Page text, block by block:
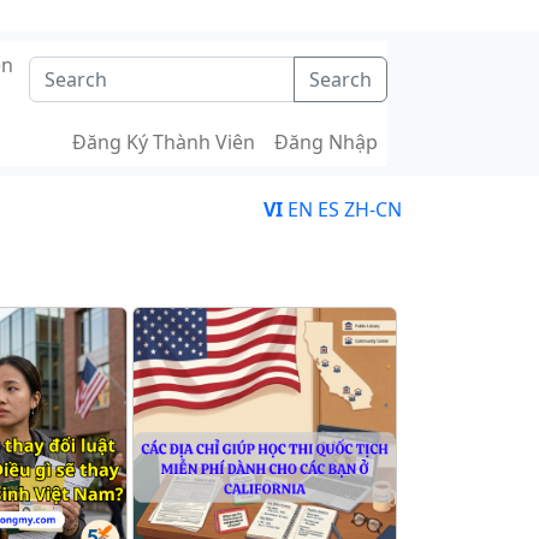
Search
Đăng Ký Thành Viên Đăng Nhập
VI EN ES ZH-CN